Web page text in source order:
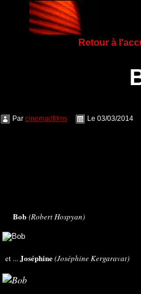
Retour à
Par cinemadfilms Le 03/03/2014
Bob (Robert Hospyan)
et ...Joséphine(JoséphineKergaravat)